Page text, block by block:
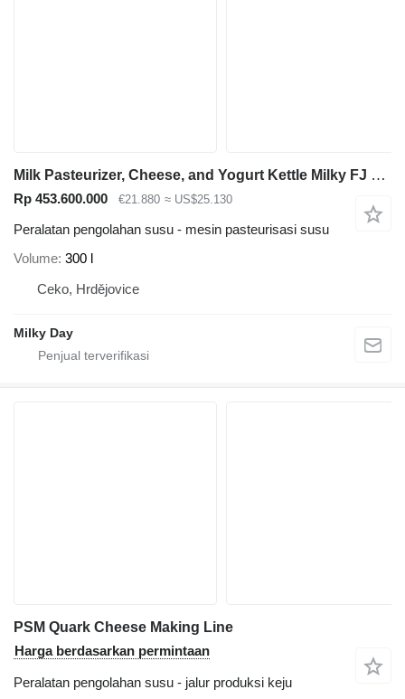
Milk Pasteurizer, Cheese, and Yogurt Kettle Milky FJ 300 CT
Rp 453.600.000 €21.880 ≈ US$25.130
Peralatan pengolahan susu - mesin pasteurisasi susu
Volume 300 l
Ceko, Hrdějovice
Milky Day
PSM Quark Cheese Making Line
Harga berdasarkan permintaan
Peralatan pengolahan susu - jalur produksi keju